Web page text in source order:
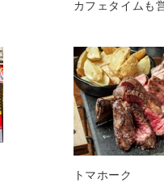
カフェタイムも
トマホーク